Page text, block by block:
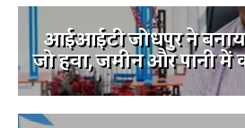
आईआईटी जोधपुर ने बनाया
जो हवा, जमीन और पानी